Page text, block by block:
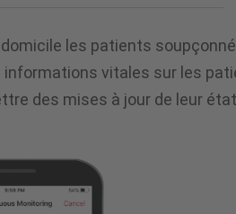
les patients
vitales sur les
des mises à jour de leur